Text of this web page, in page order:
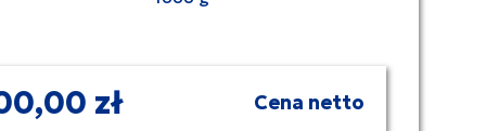
zł Cena netto